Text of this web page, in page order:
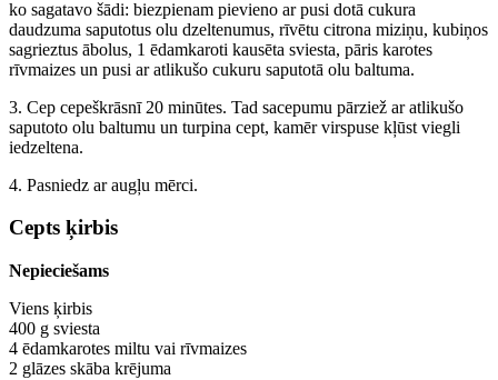
ko sagatavo šādi: biezpienam pievieno ar pusi dotā cukura
daudzuma saputotus olu dzeltenumus, rīvētu citrona miziņu, kubiņos
sagrieztus ābolus, 1 ēdamkaroti kausēta sviesta, pāris karotes
rīvmaizes un pusi ar atlikušo cukuru saputotā olu baltuma.
3. Cep cepeškrāsnī 20 minūtes. Tad sacepumu pārziež ar atlikušo
saputoto olu baltumu un turpina cept, kamēr virspuse kļūst viegli
iedzeltena.
4. Pasniedz ar augļu mērci.
Cepts ķirbis
Nepieciešams
Viens ķirbis
400 g sviesta
4 ēdamkarotes miltu vai rīvmaizes
2 glāzes skāba krējuma